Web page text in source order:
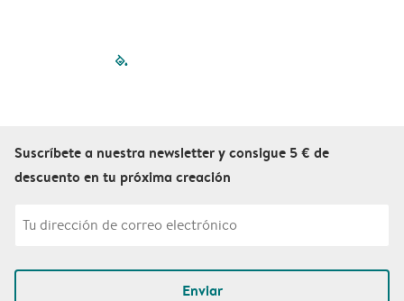
filled-pagination
Suscríbete a nuestra newsletter y consigue 5 € de
descuento en tu próxima creación
Enviar